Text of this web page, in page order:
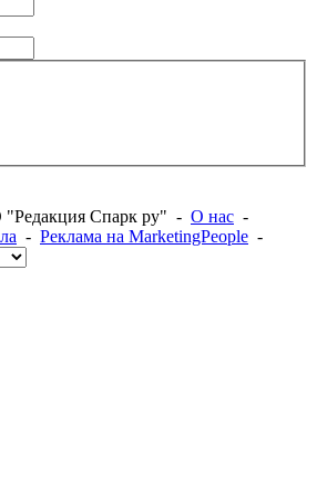
Спарк ру" - О нас -
- Реклама на MarketingPeople -